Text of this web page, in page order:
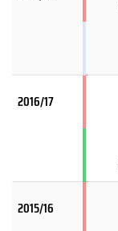
2016/17
2015/16